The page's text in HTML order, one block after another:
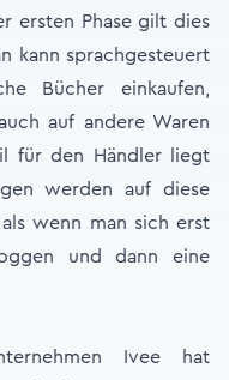
ersten Phase gilt dies
kann sprachgesteuert
Bücher einkaufen,
auf andere Waren
für den Händler liegt
werden auf diese
wenn man sich erst
und dann eine
Ivee hat